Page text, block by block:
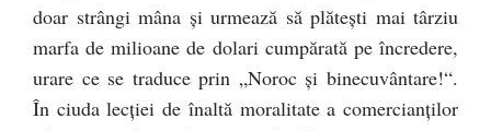
doar strângi mâna şi urmează să plăteşti mai târziu
marfa de milioane de dolari cumpărată pe încredere,
urare ce se traduce prin „Noroc şi binecuvântare!“.
În ciuda lecţiei de înaltă moralitate a comercianţilor